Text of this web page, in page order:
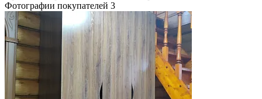
Фотографии покупателей 3